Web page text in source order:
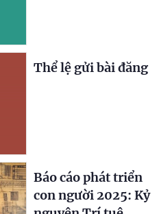
Thể lệ gửi bài đăng
Báo cáo phát triển
con người 2025: Kỷ